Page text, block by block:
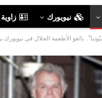
نيويورك
بائعو الأطعمة الحلال في